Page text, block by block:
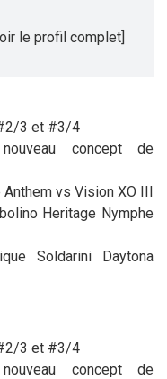
le profil complet]
3 et #3/4
concept de
vs Vision XO III
Heritage Nymphe
Soldarini Daytona
3 et #3/4
concept de